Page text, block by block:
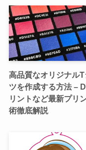
高品質なオリジナルT
ツを作成する方法 –
リントなど最新プリ
術徹底解説